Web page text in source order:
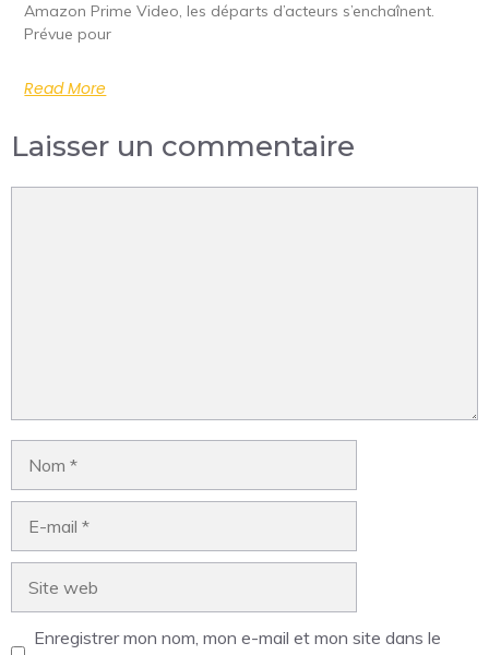
Amazon Prime Video, les départs d’acteurs s’enchaînent.
Prévue pour
Read More
Laisser un commentaire
Enregistrer mon nom, mon e-mail et mon site dans le